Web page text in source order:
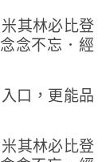
口，更能品